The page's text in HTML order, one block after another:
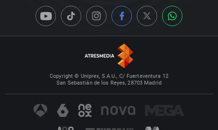
Copyright © Uniprex, S.A.U., C/ Fuerteventura 12
San Sebastián de los Reyes, 28703 Madrid